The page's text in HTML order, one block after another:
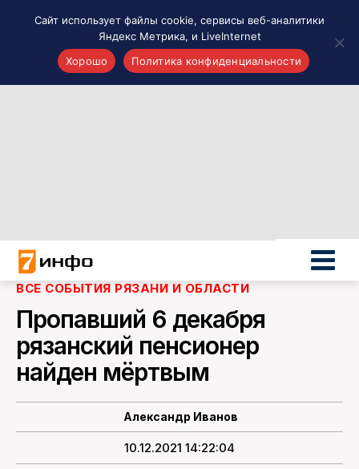
Новости России
Политика
Новости мира
Все материалы 7инфо
О НАС
ВСЕ СОБЫТИЯ РЯЗАНИ И ОБЛАСТИ
Пропавший 6 декабря
рязанский пенсионер
найден мёртвым
Александр Иванов
10.12.2021 14:22:04
Сайт использует файлы cookie, сервисы веб-аналитики
Яндекс Метрика, и LiveInternet
Хорошо
Политика конфиденциальности